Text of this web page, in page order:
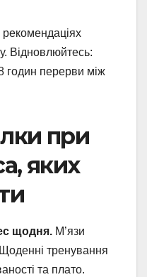
рекомендаціях
Відновлюйтесь:
годин перерви між
при
яких
щодня. М’язи
тренування
та плато.